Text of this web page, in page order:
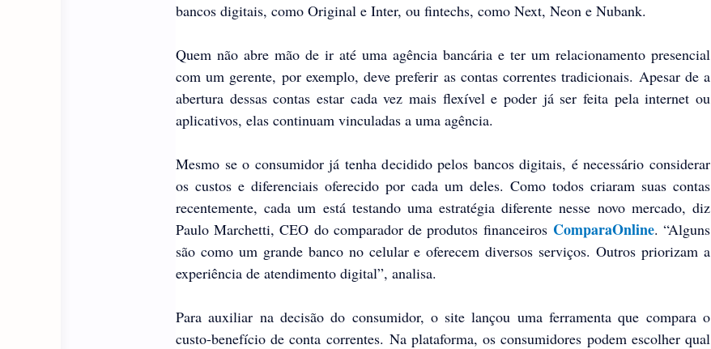
bancos digitais, como Original e Inter, ou fintechs, como Next, Neon e Nubank.
Quem não abre mão de ir até uma agência bancária e ter um relacionamento presencial
com um gerente, por exemplo, deve preferir as contas correntes tradicionais. Apesar de a
abertura dessas contas estar cada vez mais flexível e poder já ser feita pela internet ou
aplicativos, elas continuam vinculadas a uma agência.
Mesmo se o consumidor já tenha decidido pelos bancos digitais, é necessário considerar
os custos e diferenciais oferecido por cada um deles. Como todos criaram suas contas
recentemente, cada um está testando uma estratégia diferente nesse novo mercado, diz
Paulo Marchetti, CEO do comparador de produtos financeiros ComparaOnline. “Alguns
são como um grande banco no celular e oferecem diversos serviços. Outros priorizam a
experiência de atendimento digital”, analisa.
Para auxiliar na decisão do consumidor, o site lançou uma ferramenta que compara o
custo-benefício de conta correntes. Na plataforma, os consumidores podem escolher qual